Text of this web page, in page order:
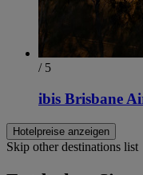
/ 5
ibis Brisbane
Hotelpreise anzeigen
Skip other destinations list